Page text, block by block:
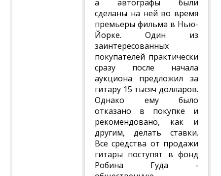
а автографы были
сделаны на ней во время
премьеры фильма в Нью-
Йорке. Один из
заинтересованных
покупателей практически
сразу после начала
аукциона предложил за
гитару 15 тысяч долларов.
Однако ему было
отказано в покупке и
рекомендовано, как и
другим, делать ставки.
Все средства от продажи
гитары поступят в фонд
Робина Гуда -